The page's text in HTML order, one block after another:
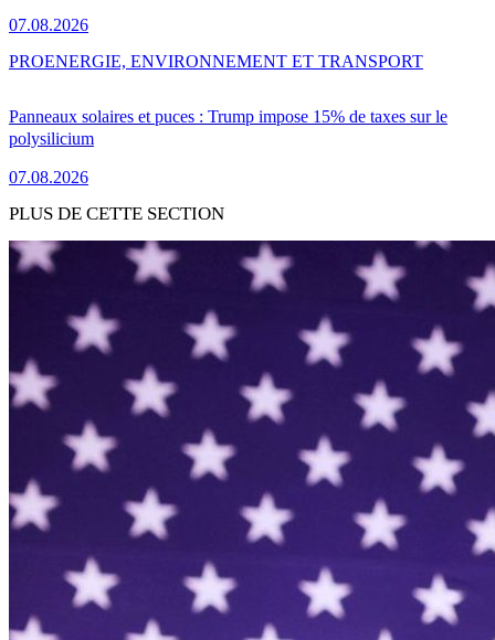
07.08.2026
Panneaux solaires et puces : Trump impose 15% de taxes sur le
polysilicium
07.08.2026
PROENERGIE, ENVIRONNEMENT ET TRANSPORT
PLUS DE CETTE SECTION